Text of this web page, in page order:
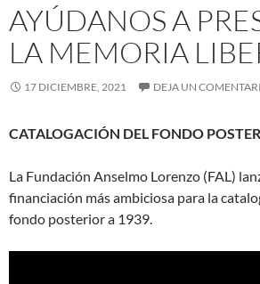
AYÚDANOS A
LA MEMORIA
17 DICIEMBRE, 2021 DEJA UN
CATALOGACIÓN DEL FONDO
La Fundación Anselmo Lorenzo (FAL)
financiación más ambiciosa para la
fondo posterior a 1939.